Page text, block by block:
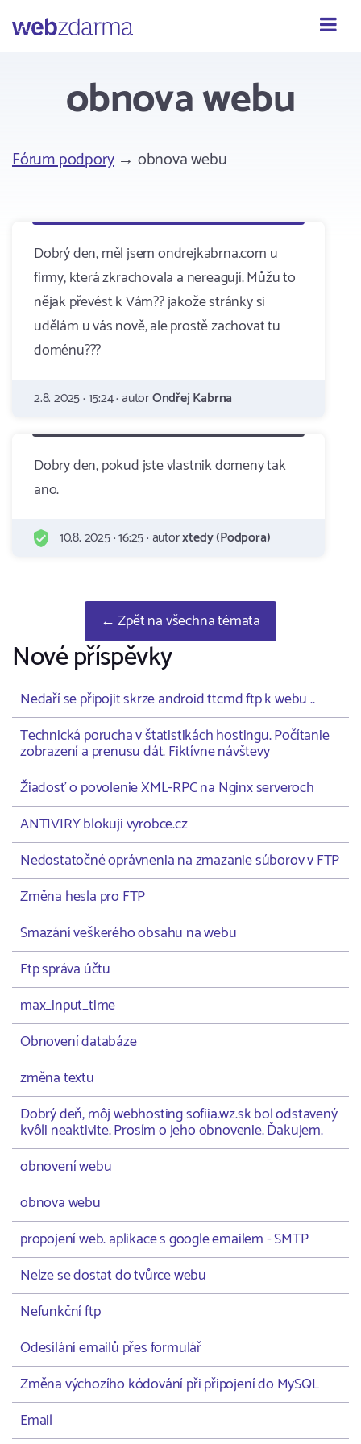
Webzdarma
obnova webu
Fórum podpory→ obnova webu
Dobrý den, měl jsem ondrejkabrna.com u
firmy, která zkrachovala a nereagují. Můžu to
nějak převést k Vám?? jakože stránky si
udělám u vás nově, ale prostě zachovat tu
doménu???
2.8. 2025 · 15:24 · autorOndřej Kabrna
Dobry den, pokud jste vlastnik domeny tak
ano.
10.8. 2025 · 16:25 · autorxtedy (Podpora)
← Zpět na všechna témata
Nové příspěvky
Nedaří se připojit skrze android ttcmd ftp k webu ..
Technická porucha v štatistikách hostingu. Počítanie
zobrazení a prenusu dát. Fiktívne návštevy
Žiadosť o povolenie XML-RPC na Nginx serveroch
ANTIVIRY blokuji vyrobce.cz
Nedostatočné oprávnenia na zmazanie súborov v FTP
Změna hesla pro FTP
Smazání veškerého obsahu na webu
Ftp správa účtu
max_input_time
Obnovení databáze
změna textu
Dobrý deň, môj webhosting sofiia.wz.sk bol odstavený
kvôli neaktivite. Prosím o jeho obnovenie. Ďakujem.
obnovení webu
obnova webu
propojení web. aplikace s google emailem - SMTP
Nelze se dostat do tvůrce webu
Nefunkční ftp
Odesílání emailů přes formulář
Změna výchozího kódování při připojení do MySQL
Email